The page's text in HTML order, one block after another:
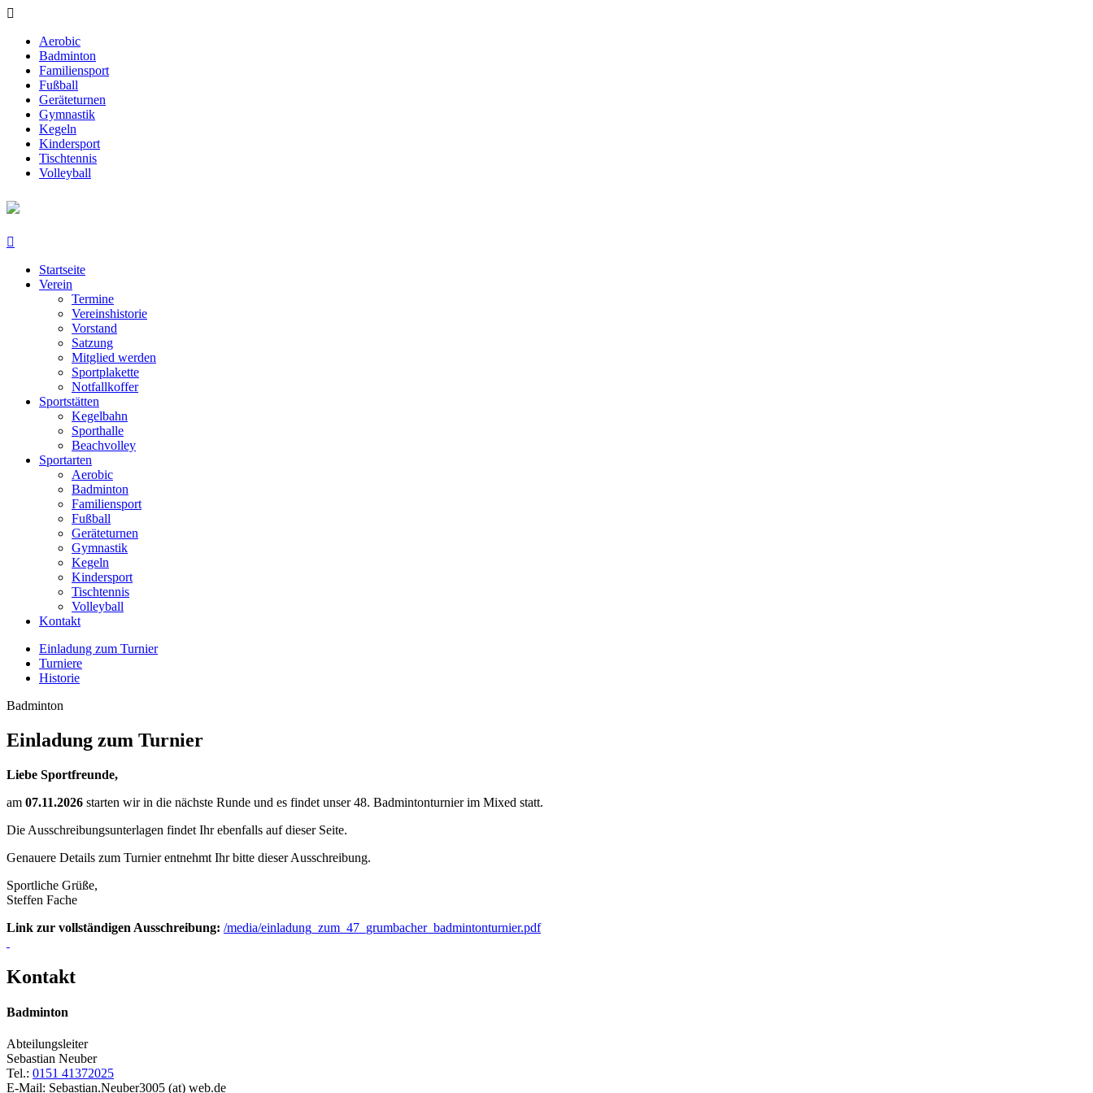
Aerobic
Badminton
Familiensport
Fußball
Geräteturnen
Gymnastik
Kegeln
Kindersport
Tischtennis
Volleyball
Startseite
Verein
Termine
Vereinshistorie
Vorstand
Satzung
Mitglied werden
Sportplakette
Notfallkoffer
Sportstätten
Kegelbahn
Sporthalle
Beachvolley
Sportarten
Aerobic
Badminton
Familiensport
Fußball
Geräteturnen
Gymnastik
Kegeln
Kindersport
Tischtennis
Volleyball
Kontakt
Einladung zum Turnier
Turniere
Historie
Badminton
Einladung zum Turnier
Liebe Sportfreunde,
am 07.11.2026 starten wir in die nächste Runde und es findet unser 48. Badmintonturnier im Mixed statt.
Die Ausschreibungsunterlagen findet Ihr ebenfalls auf dieser Seite.
Genauere Details zum Turnier entnehmt Ihr bitte dieser Ausschreibung.
Sportliche Grüße,
Steffen Fache
Link zur vollständigen Ausschreibung: /media/einladung_zum_47_grumbacher_badmintonturnier.pdf
Kontakt
Badminton
Abteilungsleiter
Sebastian Neuber
Tel.: 0151 41372025
E-Mail: Sebastian.Neuber3005 (at) web.de